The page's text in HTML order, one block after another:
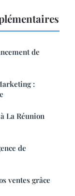
de
:
La Réunion
de
ventes grâce